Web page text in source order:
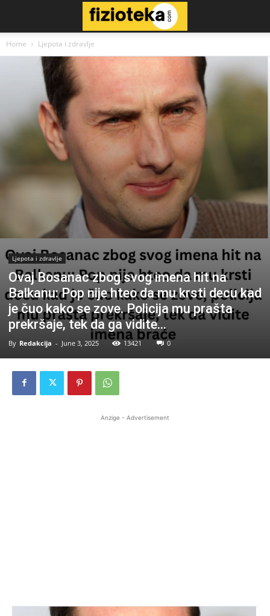
Home Ljepota i zdravlje
Ljepota i zdravlje
Ovaj Bosanac zbog svog imena hit na
Balkanu: Pop nije hteo da mu krsti decu kad
je čuo kako se zove. Policija mu prašta
prekršaje, tek da ga vidite…
By Redakcija - June 3, 2025 13421 0
Anzige - Advertisement